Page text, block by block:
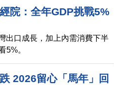
院：全年GDP挑戰5%
出口成長，加上內需消費下半
5%。
2026留心「馬年」回